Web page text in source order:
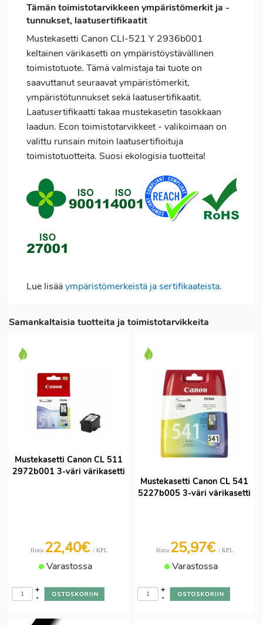
Tämän toimistotarvikkeen ympäristömerkit ja -
tunnukset, laatusertifikaatit
Mustekasetti Canon CLI-521 Y 2936b001
keltainen värikasetti on ympäristöystävällinen
toimistotuote. Tämä valmistaja tai tuote on
saavuttanut seuraavat ympäristömerkit,
ympäristötunnukset sekä laatusertifikaatit.
Laatusertifikaatti takaa mustekasetin tasokkaan
laadun. Econ toimistotarvikkeet - valikoimaan on
valittu runsain mitoin laatusertifioituja
toimistotuotteita. Suosi ekologisia tuotteita!
Lue lisääympäristömerkeistä ja sertifikaateista.
Samankaltaisia tuotteita ja toimistotarvikkeita
Mustekasetti Canon CL 511
2972b001 3-väri värikasetti
Hinta 22,40€ / KPL
Varastossa
-
+
Mustekasetti Canon CL 541
5227b005 3-väri värikasetti
Hinta 25,97€ / KPL
Varastossa
-
+